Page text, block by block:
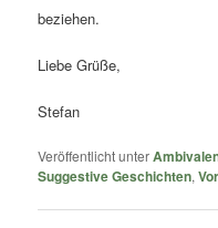
beziehen.
Liebe Grüße,
Stefan
Veröffentlicht unter
Suggestive Geschichten,